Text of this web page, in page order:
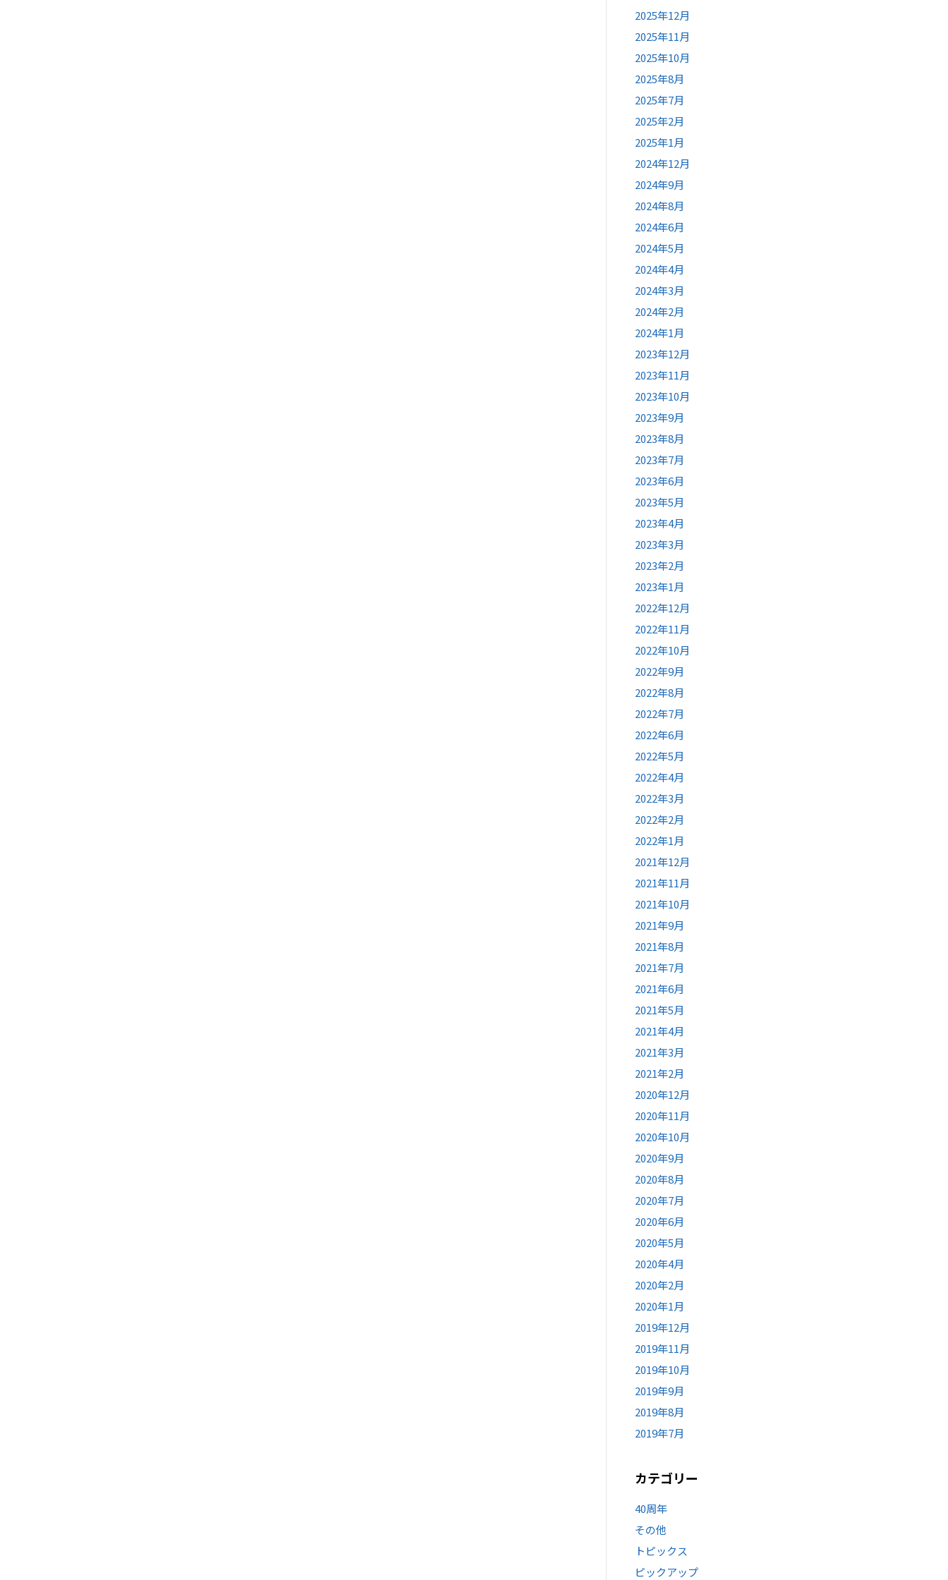
2025年12月
2025年11月
2025年10月
2025年8月
2025年7月
2025年2月
2025年1月
2024年12月
2024年9月
2024年8月
2024年6月
2024年5月
2024年4月
2024年3月
2024年2月
2024年1月
2023年12月
2023年11月
2023年10月
2023年9月
2023年8月
2023年7月
2023年6月
2023年5月
2023年4月
2023年3月
2023年2月
2023年1月
2022年12月
2022年11月
2022年10月
2022年9月
2022年8月
2022年7月
2022年6月
2022年5月
2022年4月
2022年3月
2022年2月
2022年1月
2021年12月
2021年11月
2021年10月
2021年9月
2021年8月
2021年7月
2021年6月
2021年5月
2021年4月
2021年3月
2021年2月
2020年12月
2020年11月
2020年10月
2020年9月
2020年8月
2020年7月
2020年6月
2020年5月
2020年4月
2020年2月
2020年1月
2019年12月
2019年11月
2019年10月
2019年9月
2019年8月
2019年7月
カテゴリー
40周年
その他
トピックス
ピックアップ